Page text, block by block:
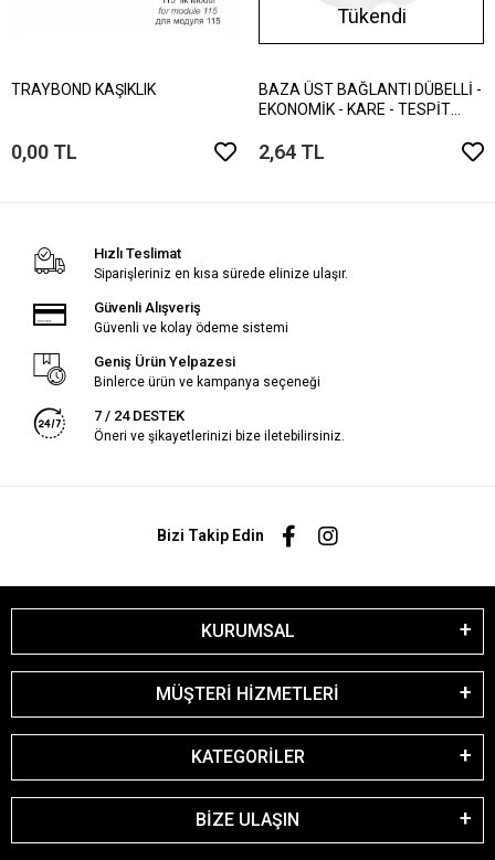
TRAYBOND KAŞIKLIK
0,00 TL
Tükendi
BAZA ÜST BAĞLANTI DÜBELLİ -
EKONOMİK - KARE - TESPİT
2,64 TL
Hızlı Teslimat
Siparişleriniz en kısa sürede elinize ulaşır.
Güvenli Alışveriş
Güvenli ve kolay ödeme sistemi
Geniş Ürün Yelpazesi
Binlerce ürün ve kampanya seçeneği
7 / 24 DESTEK
Öneri ve şikayetlerinizi bize iletebilirsiniz.
Bizi Takip Edin
KURUMSAL
MÜŞTERİ HİZMETLERİ
KATEGORİLER
BİZE ULAŞIN